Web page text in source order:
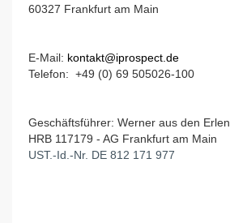
60327 Frankfurt am Main
E-Mail: kontakt@iprospect.de
Telefon: +49 (0) 69 505026-100
Geschäftsführer: Werner aus den Erlen
HRB 117179 - AG Frankfurt am Main
UST.-Id.-Nr. DE 812 171 977